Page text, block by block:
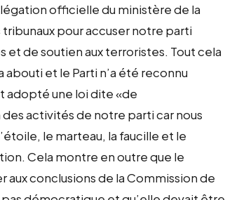
officielle du ministère de la
pour accuser notre parti
de soutien aux terroristes. Tout cela
et le Parti n’a été reconnu
adopté une loi dite «de
activités de notre parti car nous
le marteau, la faucille et le
Cela montre en outre que le
conclusions de la Commission de